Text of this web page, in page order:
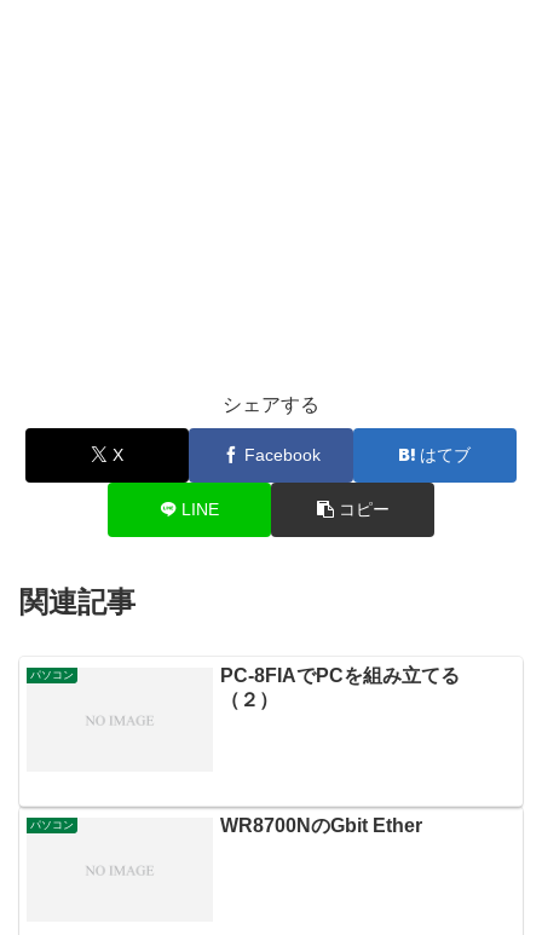
シェアする
X Facebook はてブ
LINE コピー
関連記事
パソコン
PC-8FIAでPCを組み立てる
（２）
パソコン WR8700NのGbit Ether